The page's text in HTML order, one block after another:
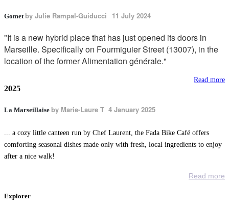
Gomet by Julie Rampal-Guiducci 11 July 2024
"It is a new hybrid place that has just opened its doors in
Marseille. Specifically on Fourmiguier Street (13007), in the
location of the former Alimentation générale."
Read more
2025
La Marseillaise by Marie-Laure T 4 January 2025
... a cozy little canteen run by Chef Laurent, the Fada Bike Café offers
comforting seasonal dishes made only with fresh, local ingredients to enjoy
after a nice walk!
Read more
Explorer